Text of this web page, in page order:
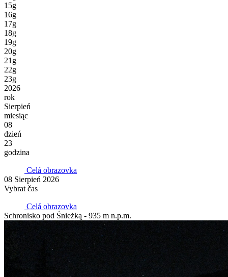
15g
16g
17g
18g
19g
20g
21g
22g
23g
2026
rok
Sierpień
miesiąc
08
dzień
23
godzina
Celá obrazovka
08 Sierpień 2026
Vybrat čas
Celá obrazovka
Schronisko pod Śnieżką - 935 m n.p.m.